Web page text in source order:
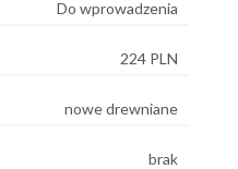
Do wprowadzenia
224 PLN
nowe drewniane
brak